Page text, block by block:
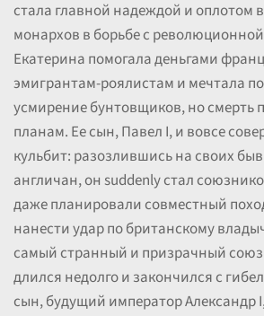
стала главной надеждой и оплотом
монархов в борьбе с
Екатерина помогала деньгами
эмигрантам-роялистам и мечтала
усмирение бунтовщиков, но смерть
планам. Ее сын, Павел I, и вовсе
кульбит: разозлившись на своих
англичан, он suddenly стал
даже планировали совместный
нанести удар по британскому
самый странный и призрачный союз
длился недолго и закончился с
сын, будущий император Александр